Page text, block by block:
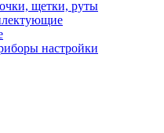
щетки, руты
настройки